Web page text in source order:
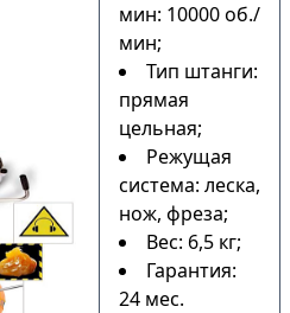
мин: 10000 об./
мин;
Тип штанги:
прямая
цельная;
Режущая
система: леска,
нож, фреза;
Вес: 6,5 кг;
Гарантия:
24 мес.